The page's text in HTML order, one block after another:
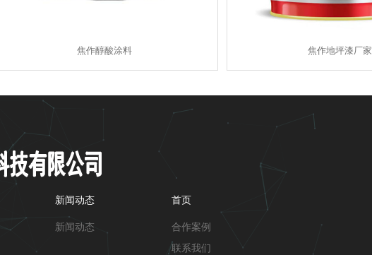
焦作醇酸涂料 焦作地坪漆厂家
新闻动态
新闻动态
首页
合作案例
联系我们